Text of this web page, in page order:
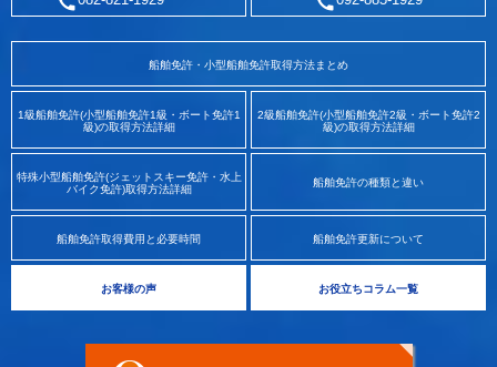
船舶免許・小型船舶免許取得方法まとめ
1級船舶免許(小型船舶免許1級・ボート免許1
級)の取得方法詳細
2級船舶免許(小型船舶免許2級・ボート免許2
級)の取得方法詳細
特殊小型船舶免許(ジェットスキー免許・水上
バイク免許)取得方法詳細
船舶免許の種類と違い
船舶免許取得費用と必要時間 船舶免許更新について
お客様の声 お役立ちコラム一覧